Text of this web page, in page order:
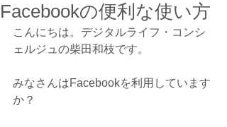
Facebookの便利な使い方
こんにちは。デジタルライフ・コンシ
ェルジュの柴田和枝です。
みなさんはFacebookを利用しています
か？